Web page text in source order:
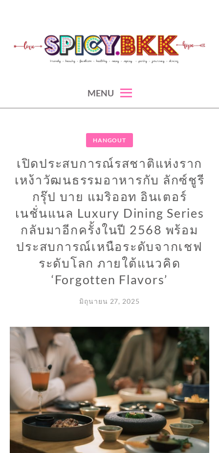
content
MENU
HANGOUT
เปิดประสบการณ์รสชาติแห่งราก
เหง้าวัฒนธรรมอาหารกับ ลักซ์ชูรี
กรุ๊ป บาย แมริออท อินเตอร์
เนชั่นแนล Luxury Dining Series
กลับมาอีกครั้งในปี 2568 พร้อม
ประสบการณ์เหนือระดับจากเชฟ
ระดับโลก ภายใต้แนวคิด
‘Forgotten Flavors’
มิถุนายน 27, 2025